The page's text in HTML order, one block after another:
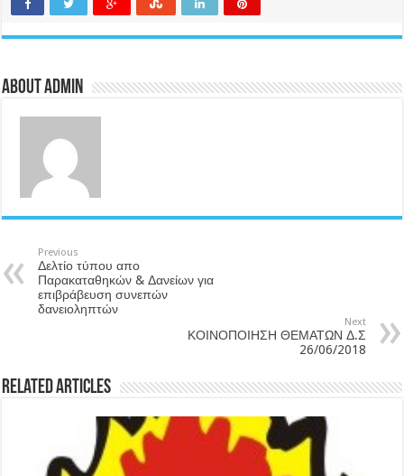
About admin
Previous
Δελτίο τύπου απο
Παρακαταθηκών & Δανείων για
επιβράβευση συνεπών
δανειοληπτών
Next
ΚΟΙΝΟΠΟΙΗΣΗ ΘΕΜΑΤΩΝ Δ.Σ
26/06/2018
Related Articles